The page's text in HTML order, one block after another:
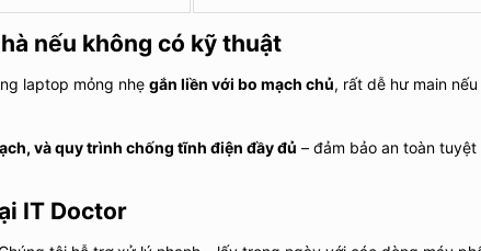
nếu không có kỹ thuật
laptop mỏng nhẹ gắn liền với bo mạch chủ, rất dễ hư main
và quy trình chống tĩnh điện đầy đủ – đảm bảo an toàn tuyệt
IT Doctor